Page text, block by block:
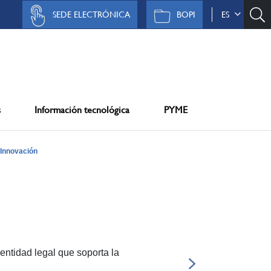
ES
BOPI
SEDE ELECTRÓNICA
Información tecnológica PYME
Innovación
legal que soporta la